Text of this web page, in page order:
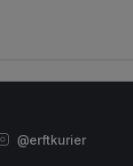
@erftkurier